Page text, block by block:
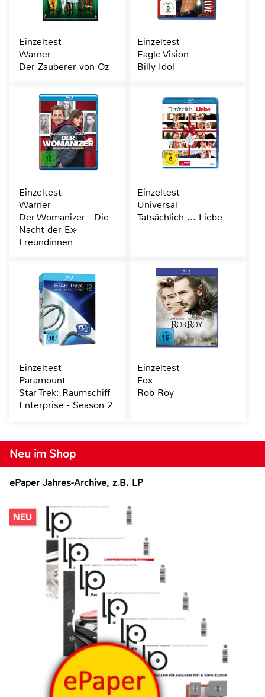
Neu im Shop
ePaper Jahres-Archive, z.B. LP
Einzeltest
Warner
Der Zauberer von Oz
Einzeltest
Eagle Vision
Billy Idol
Einzeltest
Warner
Der Womanizer - Die
Nacht der Ex-
Freundinnen
Einzeltest
Universal
Tatsächlich ... Liebe
Einzeltest
Paramount
Star Trek: Raumschiff
Enterprise - Season 2
Einzeltest
Fox
Rob Roy